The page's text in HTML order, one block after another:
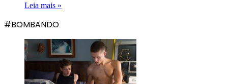
Leia mais »
#BOMBANDO